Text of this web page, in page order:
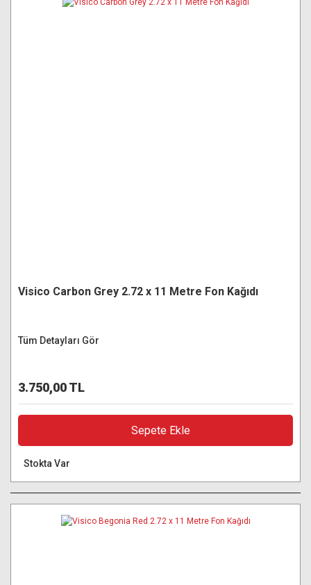
Visico Carbon Grey 2.72 x 11 Metre Fon Kağıdı
Tüm Detayları Gör
3.750,00 TL
Sepete Ekle
Stokta Var